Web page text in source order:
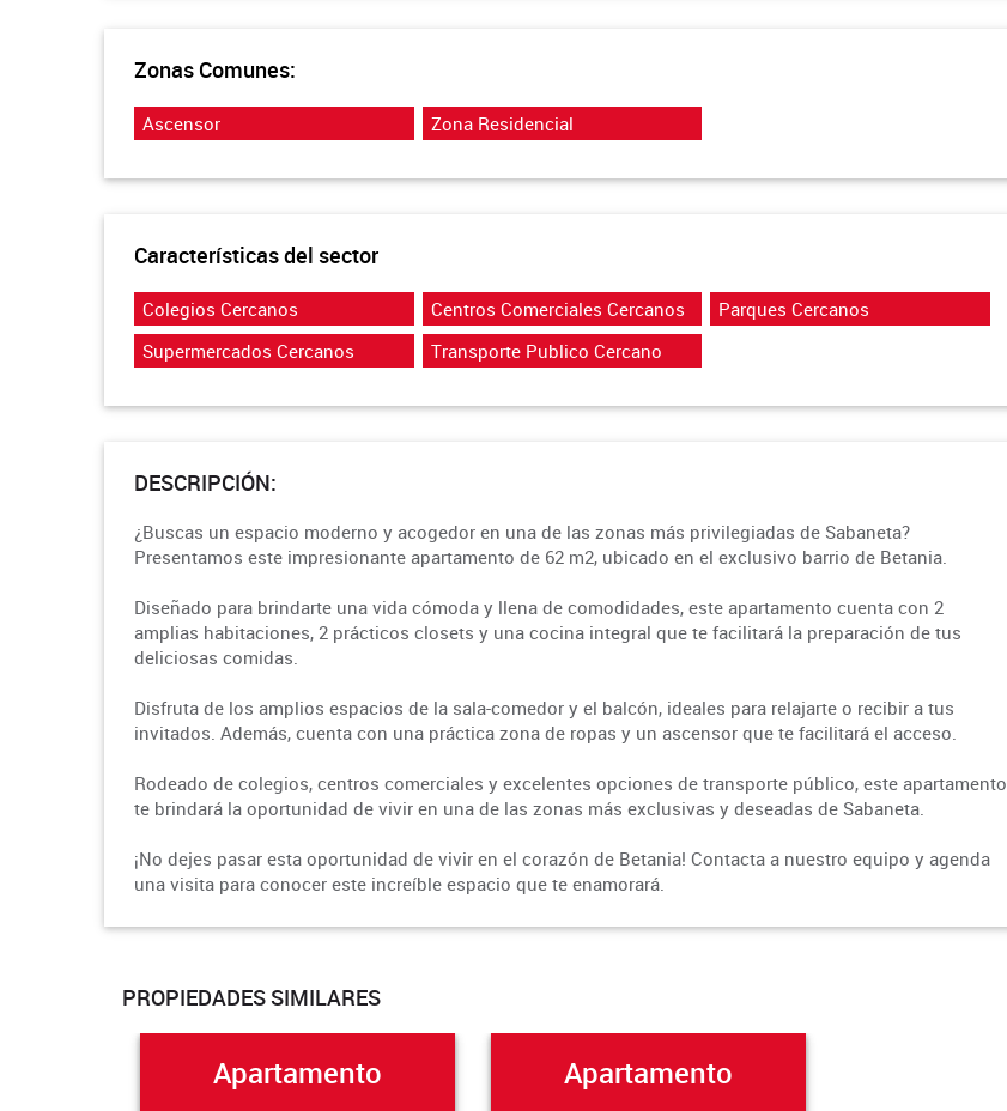
Zonas Comunes:
Ascensor Zona Residencial
Características del sector
Colegios Cercanos Centros Comerciales Cercanos
Parques Cercanos
Supermercados Cercanos
Transporte Publico Cercano
DESCRIPCIÓN:
¿Buscas un espacio moderno y acogedor en una de las zonas más privilegiadas de Sabaneta?
Presentamos este impresionante apartamento de 62 m2, ubicado en el exclusivo barrio de Betania.
Diseñado para brindarte una vida cómoda y llena de comodidades, este apartamento cuenta con 2
amplias habitaciones, 2 prácticos closets y una cocina integral que te facilitará la preparación de tus
deliciosas comidas.
Disfruta de los amplios espacios de la sala-comedor y el balcón, ideales para relajarte o recibir a tus
invitados. Además, cuenta con una práctica zona de ropas y un ascensor que te facilitará el acceso.
Rodeado de colegios, centros comerciales y excelentes opciones de transporte público, este apartamento
te brindará la oportunidad de vivir en una de las zonas más exclusivas y deseadas de Sabaneta.
¡No dejes pasar esta oportunidad de vivir en el corazón de Betania! Contacta a nuestro equipo y agenda
una visita para conocer este increíble espacio que te enamorará.
PROPIEDADES SIMILARES
Apartamento Apartamento